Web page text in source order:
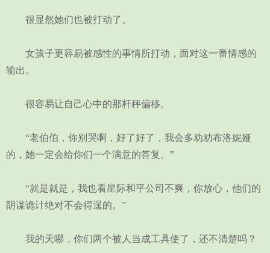
很显然她们也被打动了。
女孩子更容易被感性的事情所打动，面对这一番情感的
输出。
很容易让自己心中的那杆秤偏移。
“老伯伯，你别哭啊，好了好了，我会多劝劝布洛妮娅
的，她一定会给你们一个满意的答复。”
“就是就是，我也看星际和平公司不爽，你放心，他们的
阴谋诡计绝对不会得逞的。”
我的天哪，你们两个被人当成工具使了，还不清楚吗？